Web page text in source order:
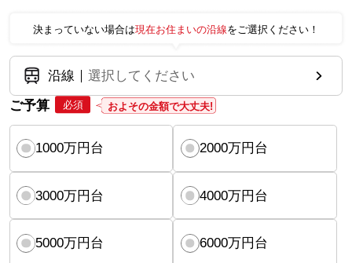
決まっていない場合は現在お住まいの沿線をご選択ください！
沿線
選択してください
ご予算
必須 およその金額で大丈夫!
1000万円台 2000万円台
3000万円台 4000万円台
5000万円台 6000万円台